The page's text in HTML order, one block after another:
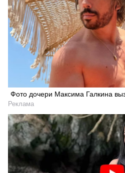
Фото дочери Максима Галкина
Реклама